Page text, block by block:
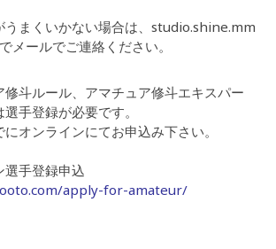
うまくいかない場合は、studio.shine.mm
メールでご連絡ください。
修斗ルール、アマチュア修斗エキスパー
手登録が必要です。
オンラインにてお申込み下さい。
選手登録申込
apply-for-amateur/